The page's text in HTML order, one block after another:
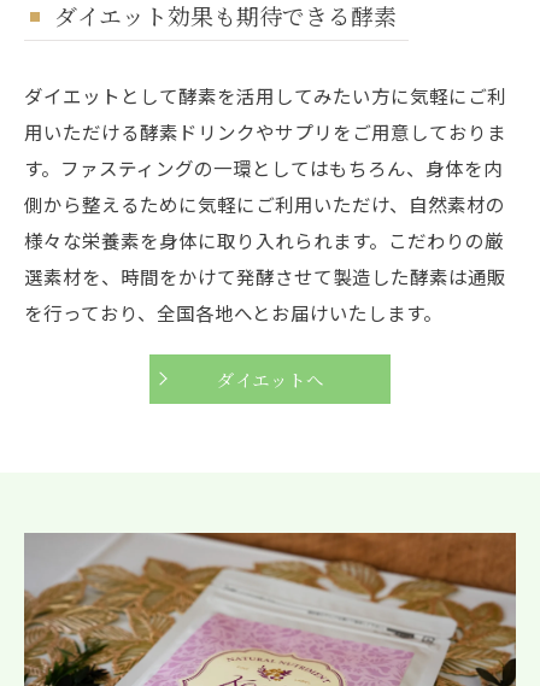
ダイエット効果も期待できる酵素
ダイエットとして酵素を活用してみたい方に気軽にご利
用いただける酵素ドリンクやサプリをご用意しておりま
す。ファスティングの一環としてはもちろん、身体を内
側から整えるために気軽にご利用いただけ、自然素材の
様々な栄養素を身体に取り入れられます。こだわりの厳
選素材を、時間をかけて発酵させて製造した酵素は通販
を行っており、全国各地へとお届けいたします。
ダイエットへ